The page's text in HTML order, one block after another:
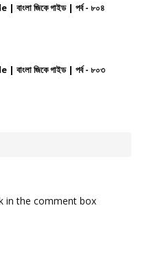
জিকে গাইড | পর্ব - ৮০৪
জিকে গাইড | পর্ব - ৮০৩
in the comment box